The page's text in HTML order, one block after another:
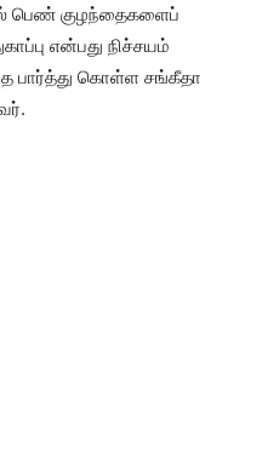
பெண் குழந்தைகளைப்
என்பது நிச்சயம்
பார்த்து கொள்ள சங்கீதா